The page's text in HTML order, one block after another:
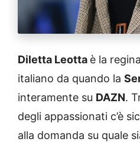
Diletta Leotta è la
italiano da quando la
interamente su DAZN.
degli appassionati c’è
alla domanda su quale